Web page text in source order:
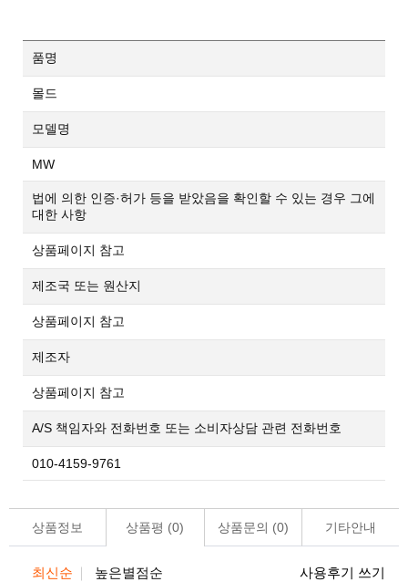
품명
몰드
모델명
MW
법에 의한 인증·허가 등을 받았음을 확인할 수 있는 경우 그에
대한 사항
상품페이지 참고
제조국 또는 원산지
상품페이지 참고
제조자
상품페이지 참고
A/S 책임자와 전화번호 또는 소비자상담 관련 전화번호
010-4159-9761
상품정보 상품평 (0) 상품문의 (0) 기타안내
최신순 높은별점순 사용후기 쓰기